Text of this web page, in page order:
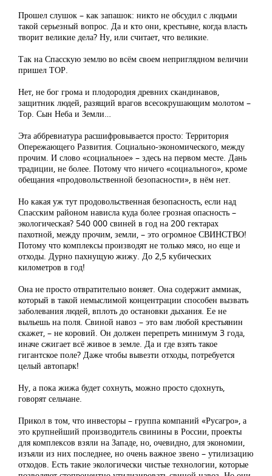
Прошел слушок – как запашок: никто не обсудил с людьми
такой серьезный вопрос. Да и кто они, крестьяне, когда власть
творит великие дела? Ну, или считает, что великие.
Так на Спасскую землю во всём своем неприглядном величии
пришел ТОР.
Нет, не бог грома и плодородия древних скандинавов,
защитник людей, разящий врагов всесокрушающим молотом –
Тор. Сын Неба и Земли…
Эта аббревиатура расшифровывается просто: Территория
Опережающего Развития. Социально-экономического, между
прочим. И слово «социальное» – здесь на первом месте. Дань
традиции, не более. Потому что ничего «социального», кроме
обещания «продовольственной безопасности», в нём нет.
Но какая уж тут продовольственная безопасность, если над
Спасским районом нависла куда более грозная опасность –
экологическая? 540 000 свиней в год на 200 гектарах
пахотной, между прочим, земли, – это огромное СВИНСТВО!
Потому что комплексы производят не только мясо, но еще и
отходы. Дурно пахнущую жижу. До 2,5 кубических
километров в год!
Она не просто отвратительно воняет. Она содержит аммиак,
который в такой немыслимой концентрации способен вызвать
заболевания людей, вплоть до остановки дыхания. Ее не
выльешь на поля. Свиной навоз – это вам любой крестьянин
скажет, – не коровий. Он должен перепреть минимум 3 года,
иначе сжигает всё живое в земле. Да и где взять такое
гигантское поле? Даже чтобы вывезти отходы, потребуется
целый автопарк!
Ну, а пока жижа будет сохнуть, можно просто сдохнуть,
говорят сельчане.
Прикол в том, что инвесторы – группа компаний «Русагро», а
это крупнейший производитель свинины в России, проекты
для комплексов взяли на Западе, но, очевидно, для экономии,
изъяли из них последнее, но очень важное звено – утилизацию
отходов. Есть такие экологически чистые технологии, которые